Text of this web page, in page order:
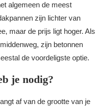
algemeen de meest
zijn lichter van
maar de prijs ligt hoger. Als
zijn betonnen
de voordeligste optie.
je nodig?
af van de grootte van je